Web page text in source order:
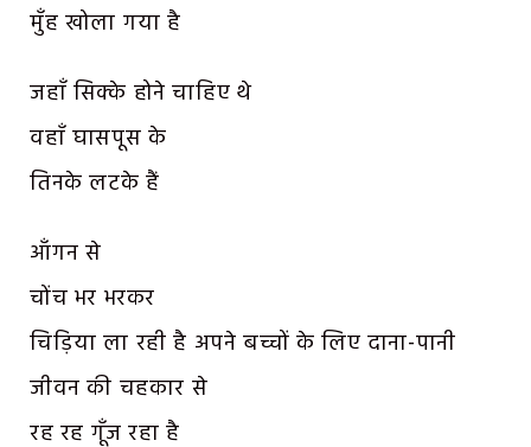
मुँह खोला गया है
जहाँ सिक्के होने चाहिए थे
वहाँ घासपूस के
तिनके लटके हैं
आँगन से
चोंच भर भरकर
चिड़िया ला रही है अपने बच्चों के लिए दाना-पानी
जीवन की चहकार से
रह रह गूँज रहा है